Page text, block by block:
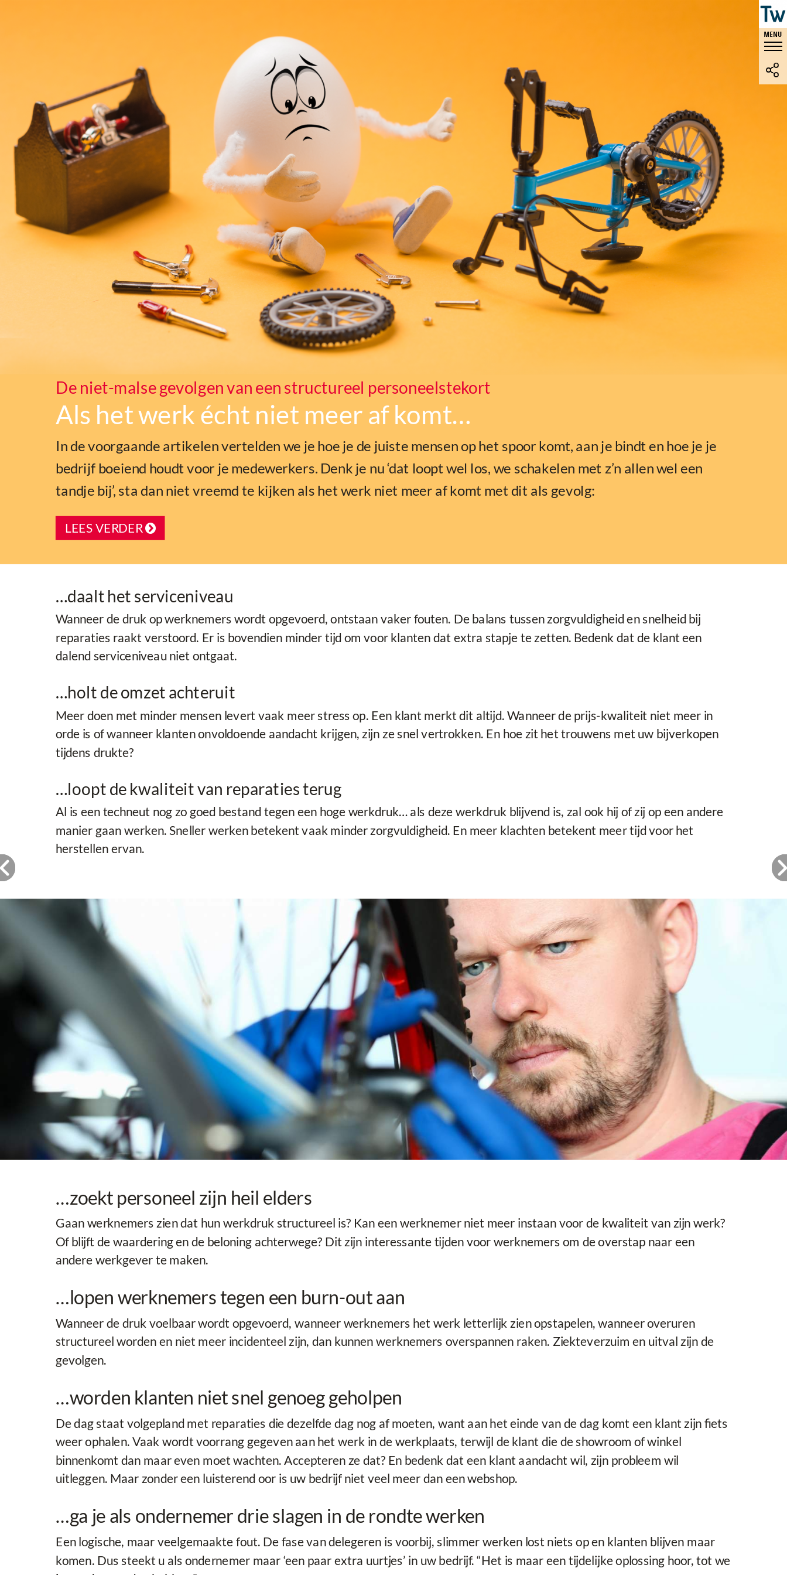
De niet-malse gevolgen van een structureel personeelstekort
Als het werk écht niet meer af komt…
In de voorgaande artikelen vertelden we je hoe je de juiste mensen op het spoor komt, aan je bindt en hoe je je
bedrijf boeiend houdt voor je medewerkers. Denk je nu ‘dat loopt wel los, we schakelen met z’n allen wel een
tandje bij’, sta dan niet vreemd te kijken als het werk niet meer af komt met dit als gevolg:
LEES VERDER
…daalt het serviceniveau
Wanneer de druk op werknemers wordt opgevoerd, ontstaan vaker fouten. De balans tussen zorgvuldigheid en snelheid bij
reparaties raakt verstoord. Er is bovendien minder tijd om voor klanten dat extra stapje te zetten. Bedenk dat de klant een
dalend serviceniveau niet ontgaat.
…holt de omzet achteruit
Meer doen met minder mensen levert vaak meer stress op. Een klant merkt dit altijd. Wanneer de prijs-kwaliteit niet meer in
orde is of wanneer klanten onvoldoende aandacht krijgen, zijn ze snel vertrokken. En hoe zit het trouwens met uw bijverkopen
tijdens drukte?
…loopt de kwaliteit van reparaties terug
Al is een techneut nog zo goed bestand tegen een hoge werkdruk… als deze werkdruk blijvend is, zal ook hij of zij op een andere
manier gaan werken. Sneller werken betekent vaak minder zorgvuldigheid. En meer klachten betekent meer tijd voor het
herstellen ervan.
…zoekt personeel zijn heil elders
Gaan werknemers zien dat hun werkdruk structureel is? Kan een werknemer niet meer instaan voor de kwaliteit van zijn werk?
Of blijft de waardering en de beloning achterwege? Dit zijn interessante tijden voor werknemers om de overstap naar een
andere werkgever te maken.
…lopen werknemers tegen een burn-out aan
Wanneer de druk voelbaar wordt opgevoerd, wanneer werknemers het werk letterlijk zien opstapelen, wanneer overuren
structureel worden en niet meer incidenteel zijn, dan kunnen werknemers overspannen raken. Ziekteverzuim en uitval zijn de
gevolgen.
…worden klanten niet snel genoeg geholpen
De dag staat volgepland met reparaties die dezelfde dag nog af moeten, want aan het einde van de dag komt een klant zijn fiets
weer ophalen. Vaak wordt voorrang gegeven aan het werk in de werkplaats, terwijl de klant die de showroom of winkel
binnenkomt dan maar even moet wachten. Accepteren ze dat? En bedenk dat een klant aandacht wil, zijn probleem wil
uitleggen. Maar zonder een luisterend oor is uw bedrijf niet veel meer dan een webshop.
…ga je als ondernemer drie slagen in de rondte werken
Een logische, maar veelgemaakte fout. De fase van delegeren is voorbij, slimmer werken lost niets op en klanten blijven maar
komen. Dus steekt u als ondernemer maar ‘een paar extra uurtjes’ in uw bedrijf. “Het is maar een tijdelijke oplossing hoor, tot we